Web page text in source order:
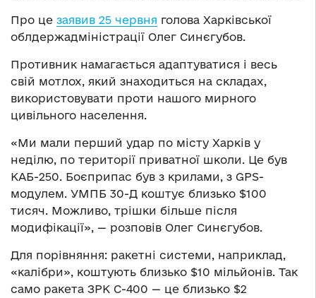
Про це заявив 25 червня голова Харківської
облдержадміністрації Олег Синєгубов.
Противник намагається адаптуватися і весь
свій мотлох, який знаходиться на складах,
використовувати проти нашого мирного
цивільного населення.
«Ми мали перший удар по місту Харків у
неділю, по території приватної школи. Це був
КАБ-250. Боєприпас був з крилами, з GPS-
модулем. УМПБ 30-Д коштує близько $100
тисяч. Можливо, трішки більше після
модифікації», — розповів Олег Синєгубов.
Для порівняння: ракетні системи, наприклад,
«калібри», коштують близько $10 мільйонів. Так
само ракета ЗРК С-400 — це близько $2